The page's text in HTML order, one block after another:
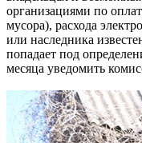
организациями по
мусора), расхода
или наследника
попадает под
месяца уведомить